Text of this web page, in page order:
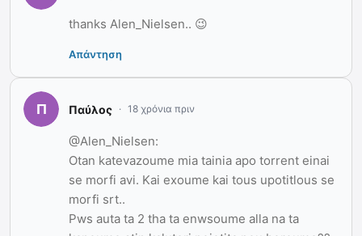
thanks Alen_Nielsen.. 😉
Απάντηση
Παύλος 18 χρόνια πριν
@Alen_Nielsen:
Otan katevazoume mia tainia apo torrent einai
se morfi avi. Kai exoume kai tous upotitlous se
morfi srt..
Pws auta ta 2 tha ta enwsoume alla na ta